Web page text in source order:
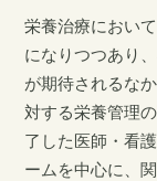
栄養治療におい
になりつつあり
が期待されるな
対する栄養管理
了した医師・看
ームを中心に、